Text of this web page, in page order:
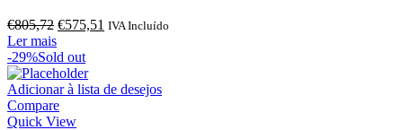
€805,72 O
original
era:
€805,72.
€575,51 O
€575,51.
IVA Incluído
Ler mais
-29%Sold out
Adicionar à lista de desejos
Compare
Quick View